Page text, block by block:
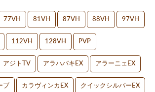
77VH 81VH 87VH 88VH 97VH
112VH 128VH PVP
アジトTV アラハバキEX アラーニェEX
ブ カラヴィンカEX クイックシルバーEX